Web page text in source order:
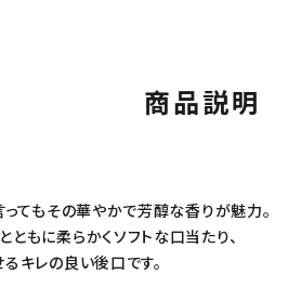
商品説明
ってもその華やかで芳醇な香りが魅力。
もに柔らかくソフトな口当たり、
キレの良い後口です。